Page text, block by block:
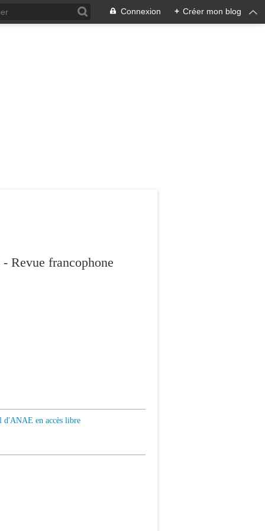
Connexion + Créer mon blog
Revue francophone
en accès libre